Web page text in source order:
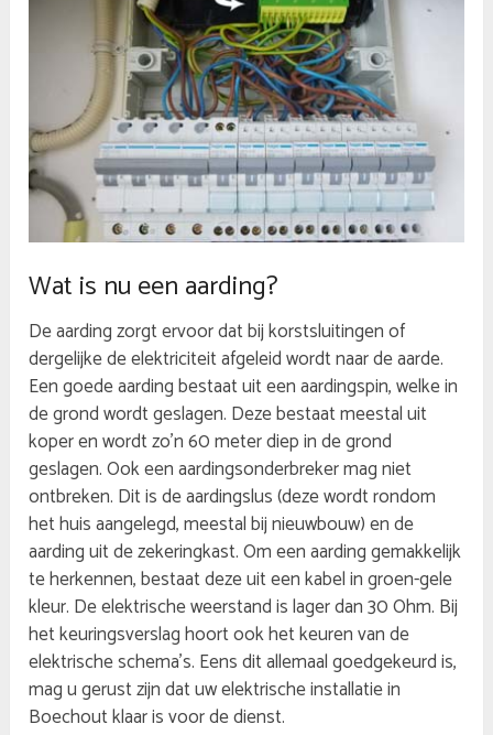
Wat is nu een aarding?
De aarding zorgt ervoor dat bij korstsluitingen of
dergelijke de elektriciteit afgeleid wordt naar de aarde.
Een goede aarding bestaat uit een aardingspin, welke in
de grond wordt geslagen. Deze bestaat meestal uit
koper en wordt zo’n 60 meter diep in de grond
geslagen. Ook een aardingsonderbreker mag niet
ontbreken. Dit is de aardingslus (deze wordt rondom
het huis aangelegd, meestal bij nieuwbouw) en de
aarding uit de zekeringkast. Om een aarding gemakkelijk
te herkennen, bestaat deze uit een kabel in groen-gele
kleur. De elektrische weerstand is lager dan 30 Ohm. Bij
het keuringsverslag hoort ook het keuren van de
elektrische schema’s. Eens dit allemaal goedgekeurd is,
mag u gerust zijn dat uw elektrische installatie in
Boechout klaar is voor de dienst.